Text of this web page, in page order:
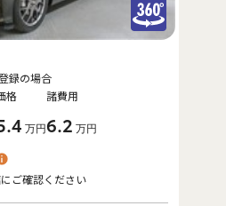
格
.4 万円
諸費用
6.2 万円
録の場合
ご確認ください